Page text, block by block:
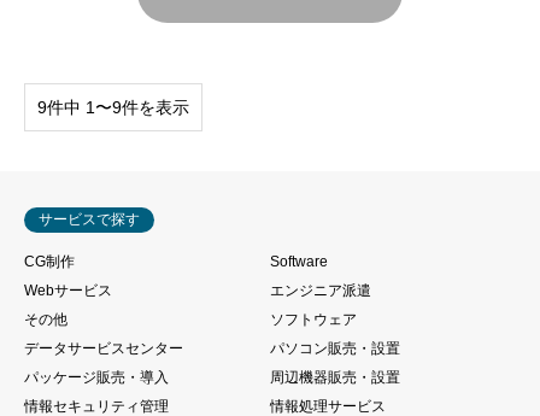
9件中 1〜9件を表示
サービスで探す
CG制作
Software
Webサービス
エンジニア派遣
その他
ソフトウェア
データサービスセンター
パソコン販売・設置
パッケージ販売・導入
周辺機器販売・設置
情報セキュリティ管理
情報処理サービス